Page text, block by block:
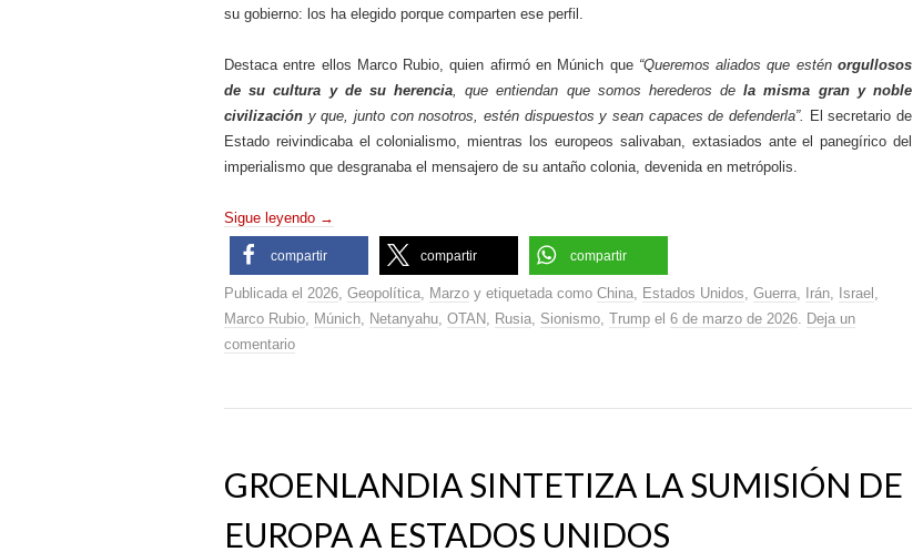
su gobierno: los ha elegido porque comparten ese perfil.
Destaca entre ellos Marco Rubio, quien afirmó en Múnich que “Queremos aliados que esténorgullosos
de su cultura y de su herencia, que entiendan que somos herederos dela misma gran y noble
civilización y que, junto con nosotros, estén dispuestos y sean capaces de defenderla”. El secretario de
Estado reivindicaba el colonialismo, mientras los europeos salivaban, extasiados ante el panegírico del
imperialismo que desgranaba el mensajero de su antaño colonia, devenida en metrópolis.
Sigue leyendo →
compartir compartir compartir
Publicada el 2026, Geopolítica, Marzo y etiquetada como China, Estados Unidos, Guerra, Irán, Israel ,
Marco Rubio, Múnich, Netanyahu, OTAN, Rusia, Sionismo, Trump el 6 de marzo de 2026. Deja un
comentario
GROENLANDIA SINTETIZA LA SUMISIÓN DE
EUROPA A ESTADOS UNIDOS